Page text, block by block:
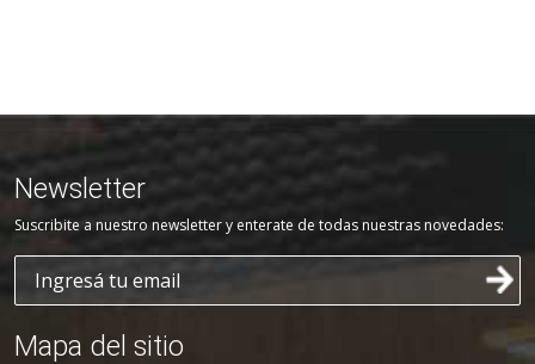
Newsletter
Suscribite a nuestro newsletter y enterate de todas nuestras novedades:
Mapa del sitio